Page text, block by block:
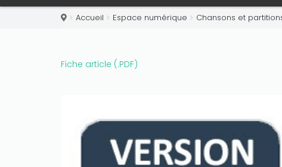
Accueil Espace numérique Chansons et
Fiche article (.PDF)